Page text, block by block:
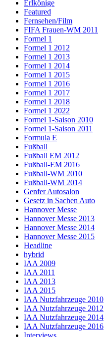
Erlkönige
Featured
Fernsehen/Film
FIFA Frauen-WM 2011
Formel 1
Formel 1 2012
Formel 1 2013
Formel 1 2014
Formel 1 2015
Formel 1 2016
Formel 1 2017
Formel 1 2018
Formel 1 2022
Formel 1-Saison 2010
Formel 1-Saison 2011
Formula E
Fußball
Fußball EM 2012
Fußball-EM 2016
Fußball-WM 2010
Fußball-WM 2014
Genfer Autosalon
Gesetz in Sachen Auto
Hannover Messe
Hannover Messe 2013
Hannover Messe 2014
Hannover Messe 2015
Headline
hybrid
IAA 2009
IAA 2011
IAA 2013
IAA 2015
IAA Nutzfahrzeuge 2010
IAA Nutzfahrzeuge 2012
IAA Nutzfahrzeuge 2014
IAA Nutzfahrzeuge 2016